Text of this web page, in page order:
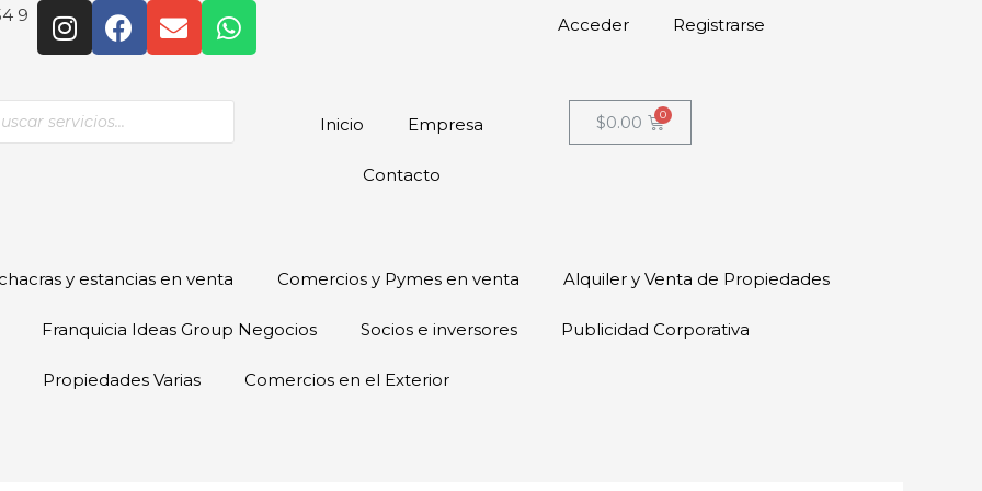
9 Acceder Registrarse
Inicio Empresa
Contacto
$0.00
y estancias en venta Comercios y Pymes en venta Alquiler y Venta de Propiedades
Franquicia Ideas Group Negocios Socios e inversores Publicidad Corporativa
Propiedades Varias Comercios en el Exterior